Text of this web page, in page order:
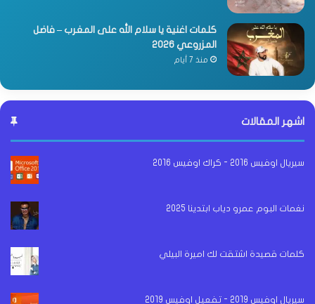
كلمات اغنية يا سلام الله على المغرب – فاضل
المزروعي 2026
منذ 7 أيام
اشهر المقالات
سيريال اوفيس 2016 - كراك اوفيس 2016
نغمات البوم عمرو دياب ابتدينا 2025
كلمات قصيدة اشتقت لك اميرة البيلي
سيريال اوفيس 2019 - تفعيل اوفيس 2019